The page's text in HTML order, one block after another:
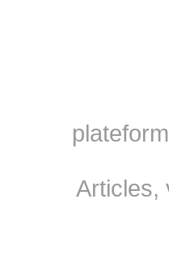
Articles,